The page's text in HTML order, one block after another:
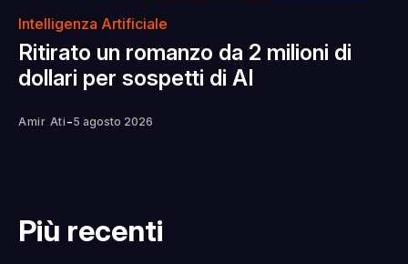
Intelligenza Artificiale
Ritirato un romanzo da 2 milioni di
dollari per sospetti di AI
Amir Ati -5 agosto 2026
Più recenti